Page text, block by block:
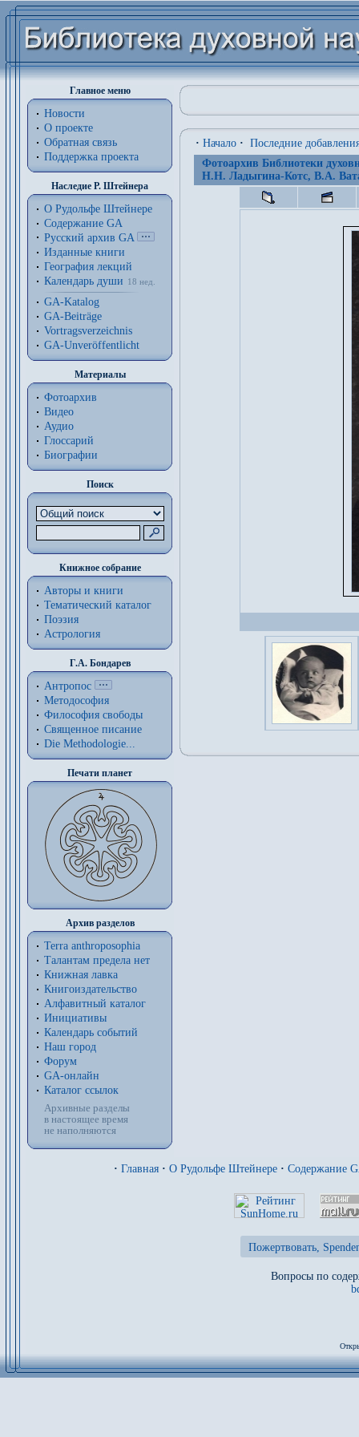
Главное меню
Новости
О проекте
Обратная связь
Поддержка проекта
Наследие Р. Штейнера
О Рудольфе Штейнере
Содержание GA
Русский архив GA
Изданные книги
География лекций
Календарь души
18 нед.
GA-Katalog
GA-Beiträge
Vortragsverzeichnis
GA-Unveröffentlicht
Материалы
Фотоархив
Видео
Аудио
Глоссарий
Биографии
Поиск
Книжное собрание
Авторы и книги
Тематический каталог
Поэзия
Астрология
Г.А. Бондарев
Антропос
Методософия
Философия cвободы
Священное писание
Die Methodologie...
Печати планет
Архив разделов
Terra anthroposophia
Талантам предела нет
Книжная лавка
Книгоиздательство
Алфавитный каталог
Инициативы
Календарь событий
Наш город
Форум
GA-онлайн
Каталог ссылок
Архивные разделы
в настоящее время
не наполняются
· Начало · Последние
Фотоархив Библиотеки
Н.Н. Ладыгина-Котс, В.А.
· Главная · О Рудольфе Штейнере · Содержание
Пожертвовать,
Вопросы по